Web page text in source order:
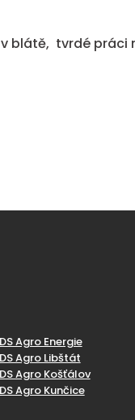
blátě, tvrdé práci
DS Agro Energie
DS Agro Libštát
DS Agro Košťálov
DS Agro Kunčice